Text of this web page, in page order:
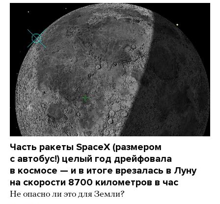
Часть ракеты SpaceX (размером
с автобус!) целый год дрейфовала
в космосе — и в итоге врезалась в Луну
на скорости 8700 километров в час
Не опасно ли это для Земли?